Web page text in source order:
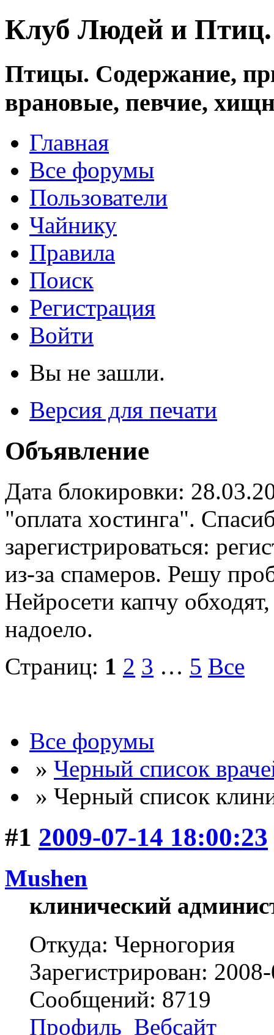
Клуб Людей и
Птицы. Содержание,
врановые, певчие,
Главная
Все форумы
Пользователи
Чайнику
Правила
Поиск
Регистрация
Войти
Вы не зашли.
Версия для печати
Объявление
Дата блокировки:
"оплата хостинга".
зарегистрироваться:
из-за спамеров. Решу
Нейросети капчу
надоело.
Страниц: 1 2 3 … 5 Все
Все форумы
» Черный список
» Черный список
#1 2009-07-14 18:00:23
Mushen
клинический
Откуда: Черногория
Зарегистрирован:
Сообщений: 8719
Профиль Вебсайт